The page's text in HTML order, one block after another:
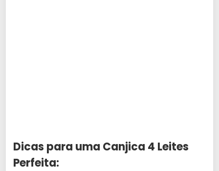
Dicas para uma Canjica 4 Leites
Perfeita: